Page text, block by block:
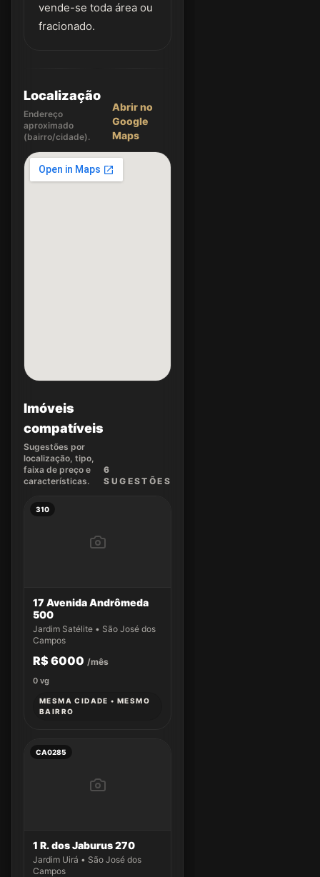
vende-se toda área ou
fracionado.
Localização
Endereço
aproximado
(bairro/cidade).
Abrir no
Google
Maps
Imóveis
compatíveis
Sugestões por
localização, tipo,
faixa de preço e
características.
6
SUGEST ÕES
310
17 Avenida Andrômeda
500
Jardim Satélite • São José dos
Campos
R$ 6000 /mês
0 vg
MESMA CIDADE • MESMO
BAIRRO
CA0285
1 R. dos Jaburus 270
Jardim Uirá • São José dos
Campos